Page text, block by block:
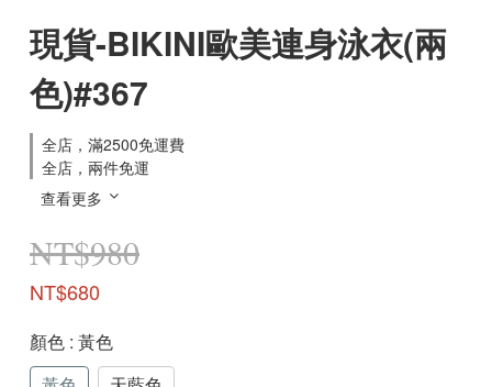
現貨-BIKINI歐美連身泳衣(兩
色)#367
全店，滿2500免運費
全店，兩件免運
查看更多
NT$980
NT$680
顏色 : 黃色